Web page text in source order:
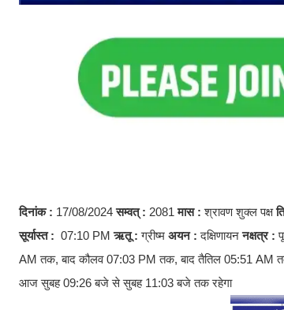
दिनांक : 17/08/2024सम्वत् : 2081मास : श्रावण शुक्ल पक्ष
सूर्यास्त : 07:10 PMऋतू :ग्रीष्म अयन : दक्षिणायननक्षत्र :
AM तक, बाद कौलव 07:03 PM तक, बाद तैतिल 05:51 AM
आज सुबह 09:26 बजे से सुबह 11:03 बजे तक रहेगा